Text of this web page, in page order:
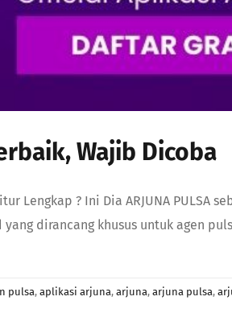
Wajib Dicoba
Lengkap ? Ini Dia ARJUNA PULSA
dirancang khusus untuk agen
pulsa, aplikasi arjuna, arjuna, arjuna pulsa,